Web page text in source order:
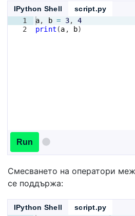
IPython Shell
script.py
1
2
a, b = 3, 4
print (a , b)
Run
Смесването на оператори
се поддържа:
IPython Shell
script.py